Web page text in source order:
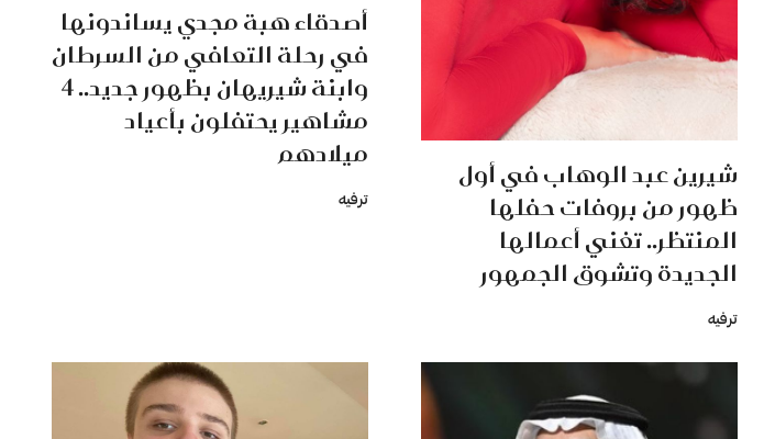
شيرين عبد الوهاب في أول
ظهور من بروفات حفلها
المنتظر.. تغني أعمالها
الجديدة وتشوق الجمهور
ترفيه
أصدقاء هبة مجدي يساندونها
في رحلة التعافي من السرطان
وابنة شيريهان بظهور جديد.. 4
مشاهير يحتفلون بأعياد
ميلادهم
ترفيه